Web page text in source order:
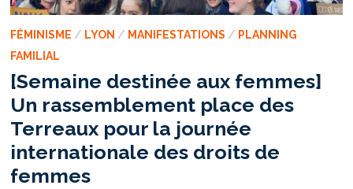
FÉMINISME / LYON / MANIFESTATIONS / PLANNING
FAMILIAL
[Semaine destinée aux femmes]
Un rassemblement place des
Terreaux pour la journée
internationale des droits de
femmes